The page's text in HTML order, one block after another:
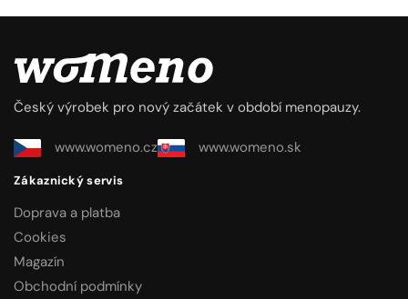
Český výrobek pro nový začátek v období menopauzy.
www.womeno.cz www.womeno.sk
Zákaznický servis
Doprava a platba
Cookies
Magazín
Obchodní podmínky